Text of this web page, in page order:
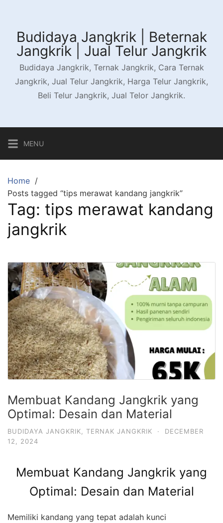
contentBudidaya Jangkrik | Beternak
Jangkrik | Jual Telur Jangkrik
Budidaya Jangkrik, Ternak Jangkrik, Cara Ternak
Jangkrik, Jual Telur Jangkrik, Harga Telur Jangkrik,
Beli Telur Jangkrik, Jual Telor Jangkrik.
MENU
Home
Posts tagged “tips merawat kandang jangkrik”
Tag: tips merawat kandang
jangkrik
Membuat Kandang Jangkrik yang
Optimal: Desain dan Material
BUDIDAYA JANGKRIK TERNAK JANGKRIK ·
DECEMBER
12, 2024
Membuat Kandang Jangkrik yang
Optimal: Desain dan Material
Memiliki kandang yang tepat adalah kunci